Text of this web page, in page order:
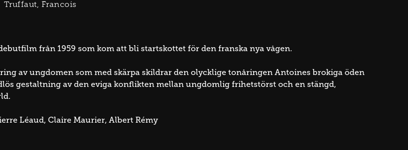
Truffaut, Francois
från 1959 som kom att bli startskottet för den franska nya vågen.
av ungdomen som med skärpa skildrar den olycklige tonåringen Antoines brokiga öden
gestaltning av den eviga konflikten mellan ungdomlig frihetstörst och en stängd,
Léaud Claire Maurier Albert Rémy